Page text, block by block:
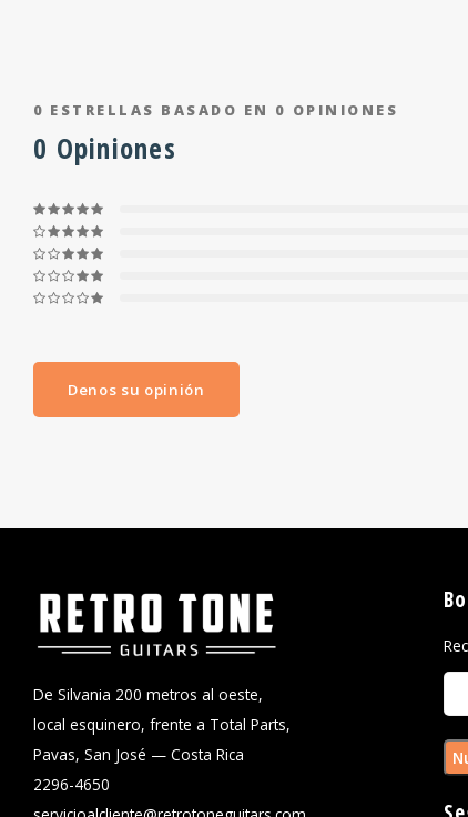
0 ESTRELLAS BASADO EN 0 OPINIONES
0 Opiniones
Denos su opinión
De Silvania 200 metros al oeste,
local esquinero, frente a Total Parts,
Pavas, San José — Costa Rica
2296-4650